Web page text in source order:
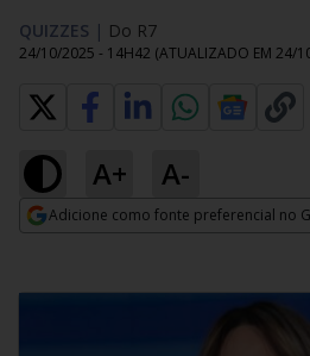
QUIZZES | Do R7
24/10/2025 - 14H42 (ATUALIZADO EM 24/
A+ A-
Adicione como fonte preferencial no